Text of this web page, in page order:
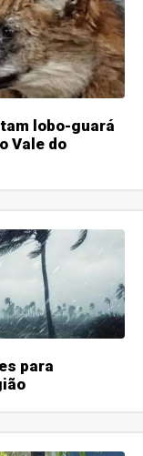
lobo-guará
Vale do
para